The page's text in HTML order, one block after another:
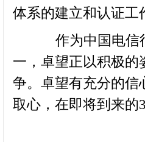
体系的建立和认证工
作为中国电信行
一，卓望正以积极的
争。卓望有充分的信
取心，在即将到来的